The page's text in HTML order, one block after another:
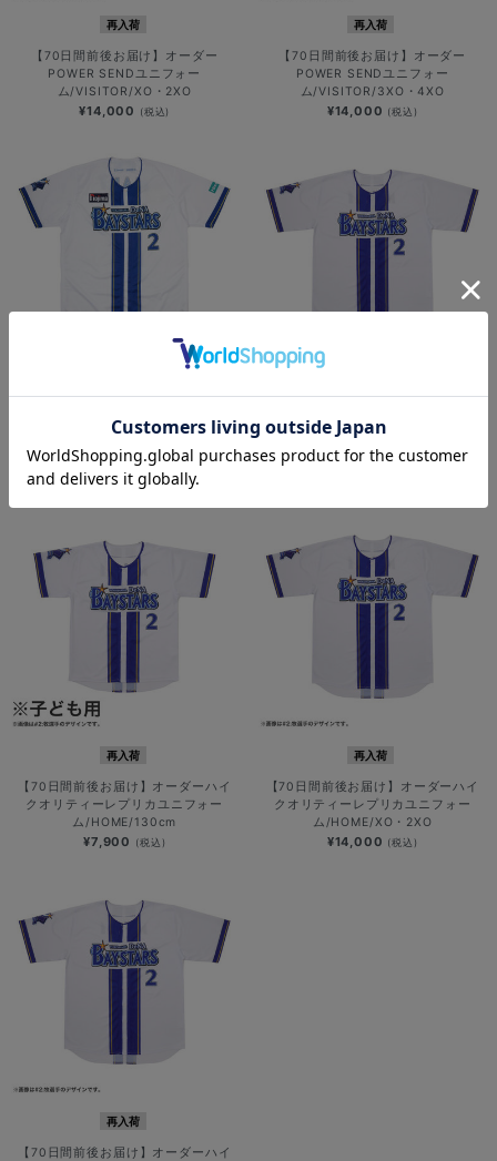
再入荷
【70日間前後お届け】オーダー
POWER SENDユニフォー
ム/VISITOR/XO・2XO
¥14,000 (税込)
再入荷
【70日間前後お届け】オーダー
POWER SENDユニフォー
ム/VISITOR/3XO・4XO
¥14,000 (税込)
【90日間前後お届け】オーセンティ
¥48,000(税込)
【70日間前後お届け】オーダーハイ
クオリティーレプリカユニフォー
ム/HOME
再入荷
【70日間前後お届け】オーダーハイ
クオリティーレプリカユニフォー
ム/HOME/130cm
¥7,900 (税込)
再入荷
【70日間前後お届け】オーダーハイ
クオリティーレプリカユニフォー
ム/HOME/XO・2XO
¥14,000 (税込)
再入荷
【70日間前後お届け】オーダーハイ